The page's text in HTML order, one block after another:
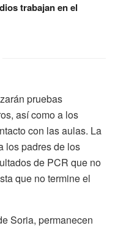
trabajan en el
pruebas
así como a los
con las aulas. La
los padres de los
de PCR que no
que no termine el
Soria, permanecen